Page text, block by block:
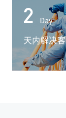
2 Day
天内解决